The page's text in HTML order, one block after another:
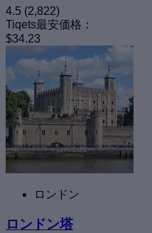
4.5 (2,822)
Tiqets最安価格：
$34.23
ロンドン
ロンドン塔